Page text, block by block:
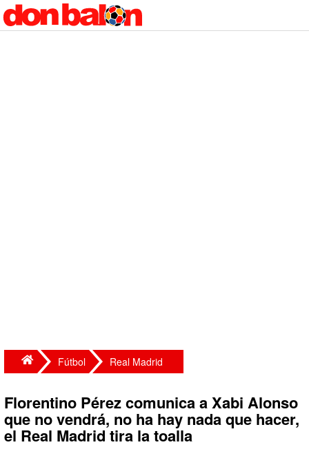
Fútbol Real Madrid
Florentino Pérez comunica a Xabi Alonso
que no vendrá, no ha hay nada que hacer,
el Real Madrid tira la toalla